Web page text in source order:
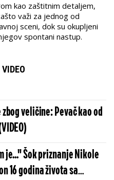
kao zaštitnim detaljem,
važi za jednog od
sceni, dok su okupljeni
spontani nastup.
veličine: Pevač kao od
je..." Šok priznanje Nikole
16 godina života sa